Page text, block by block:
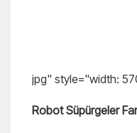
jpg" style="width:
Robot Süpürgeler